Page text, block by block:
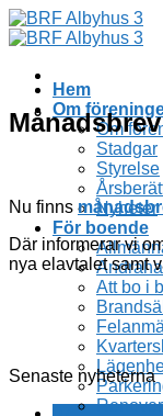
Skip
to
Hem
Om
Om
Stadgar
Styrelse
Nyheter
För boende
Att bo i
Nu finns
Där informerar vi
nya elavtalet samt
Senaste nyheterna